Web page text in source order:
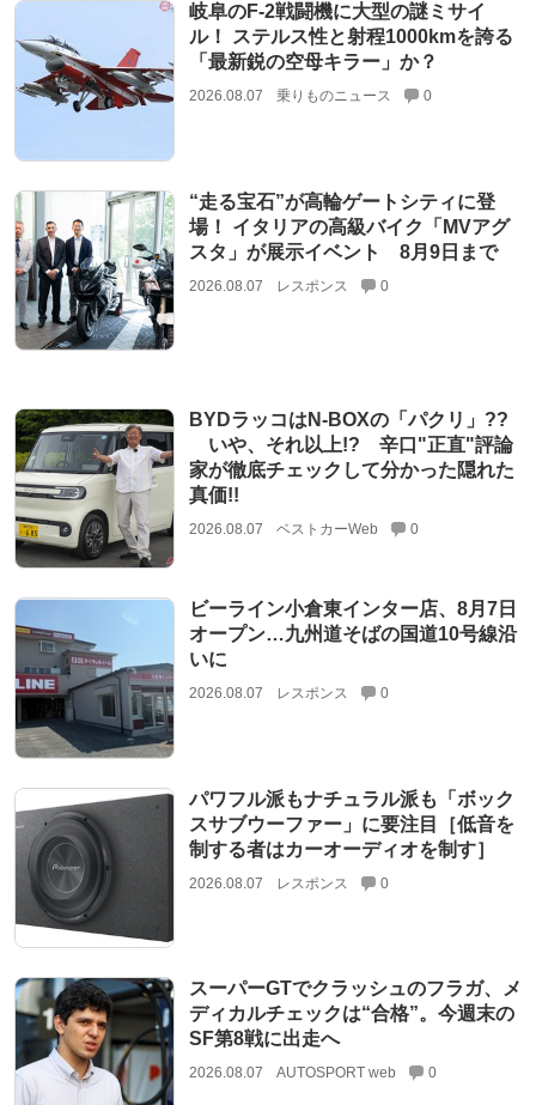
岐阜のF-2戦闘機に大型の謎ミサイ
ル！ ステルス性と射程1000kmを誇る
「最新鋭の空母キラー」か？
2026.08.07 乗りものニュース 0
“走る宝石”が高輪ゲートシティに登
場！ イタリアの高級バイク「MVアグ
スタ」が展示イベント 8月9日まで
2026.08.07 レスポンス 0
BYDラッコはN-BOXの「パクリ」??
いや、それ以上!? 辛口"正直"評論
家が徹底チェックして分かった隠れた
真価!!
2026.08.07 ベストカーWeb 0
ビーライン小倉東インター店、8月7日
オープン…九州道そばの国道10号線沿
いに
2026.08.07 レスポンス 0
パワフル派もナチュラル派も「ボック
スサブウーファー」に要注目［低音を
制する者はカーオーディオを制す］
2026.08.07 レスポンス 0
スーパーGTでクラッシュのフラガ、メ
ディカルチェックは“合格”。今週末の
SF第8戦に出走へ
2026.08.07 AUTOSPORT web 0